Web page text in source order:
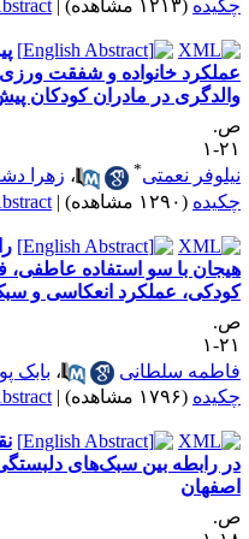
(۱۲۱۳ مشاهده) |
Abstract |
خانواده و شفقت ورزی
در مادران کودکان پیش
۱
نعمتی
،زهرا
(۱۲۹۰ مشاهده) |
Abstract |
با سو استفاده عاطفی،
عملکرد انعکاسی و
۱
سلطانی
،بابک
(۱۷۹۶ مشاهده) |
Abstract |
رابطه بین سبک‌های دلبستگی